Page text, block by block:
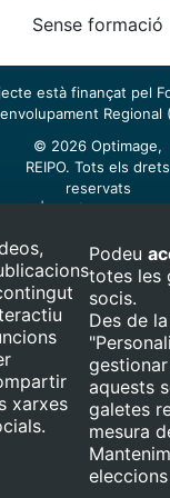
Sense formació
està finançat pel
Regional
© 2026 Optimage,
REIPO. Tots els drets
reservats
Avís legal
xarxes
Podeu
totes les
socis.
Des de
aquests
galetes
mesura